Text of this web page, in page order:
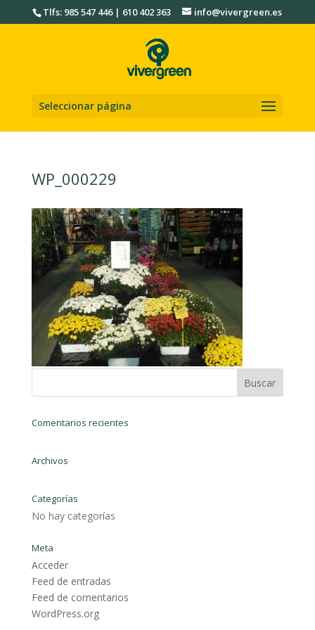
Tlfs: 985 547 446 | 610 402 363 info@vivergreen.es
Seleccionar página
WP_000229
Comentarios recientes
Archivos
Categorías
No hay categorías
Meta
Acceder
Feed de entradas
Feed de comentarios
WordPress.org